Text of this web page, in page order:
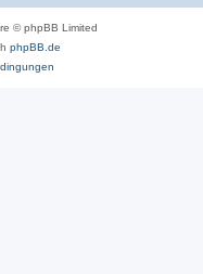
© phpBB Limited
phpBB.de